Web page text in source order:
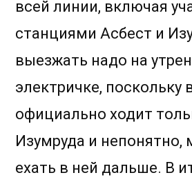
всей линии, включая
станциями Асбест и
выезжать надо на
электричке, поскольку
официально ходит
Изумруда и непонятно,
ехать в ней дальше. В